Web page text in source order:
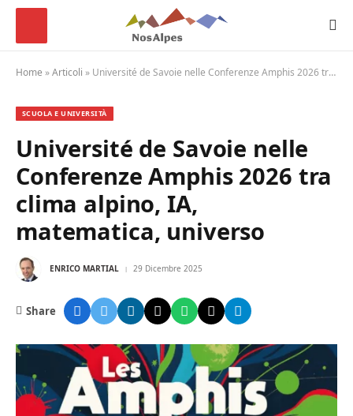
Home »Articoli » Université de Savoie nelle Conferenze Amphis 2026 tra clima alpino, IA, matematica, universo
SCUOLA E UNIVERSITÀ
Université de Savoie nelle
Conferenze Amphis 2026 tra
clima alpino, IA,
matematica, universo
ENRICO MARTIAL 29 Dicembre 2025
Share